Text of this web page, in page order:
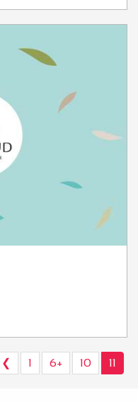
❮ 1 6+ 10 11